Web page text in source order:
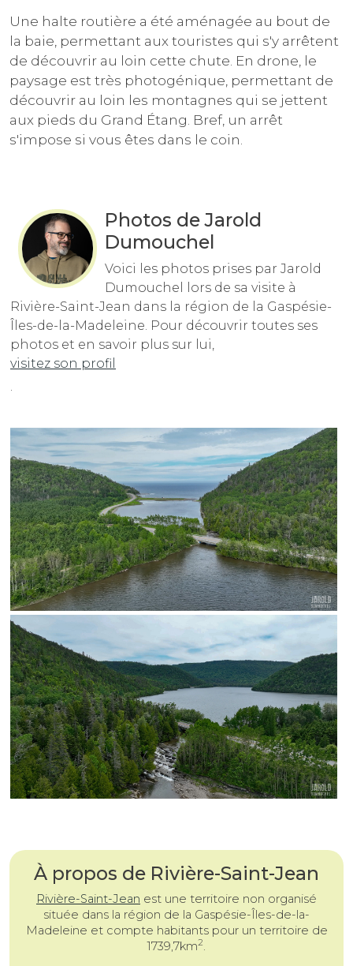
Une halte routière a été aménagée au bout de
la baie, permettant aux touristes qui s'y arrêtent
de découvrir au loin cette chute. En drone, le
paysage est très photogénique, permettant de
découvrir au loin les montagnes qui se jettent
aux pieds du Grand Étang. Bref, un arrêt
s'impose si vous êtes dans le coin.
Photos de Jarold
Dumouchel
Voici les photos prises par Jarold
Dumouchel lors de sa visite à
Rivière-Saint-Jean dans la région de la Gaspésie-
Îles-de-la-Madeleine. Pour découvrir toutes ses
photos et en savoir plus sur lui,
visitez son profil
.
À propos de Rivière-Saint-Jean
Rivière-Saint-Jean est une territoire non organisé
située dans la région de la Gaspésie-Îles-de-la-
Madeleine et compte habitants pour un territoire de
1739,7km2